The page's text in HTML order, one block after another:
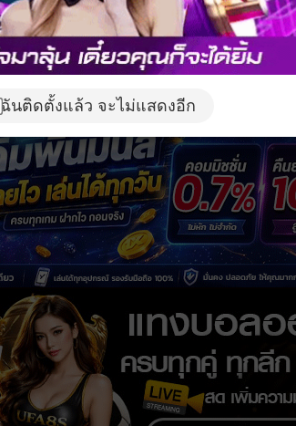
ฉันติดตั้งแล้ว จะไม่แสดงอีก